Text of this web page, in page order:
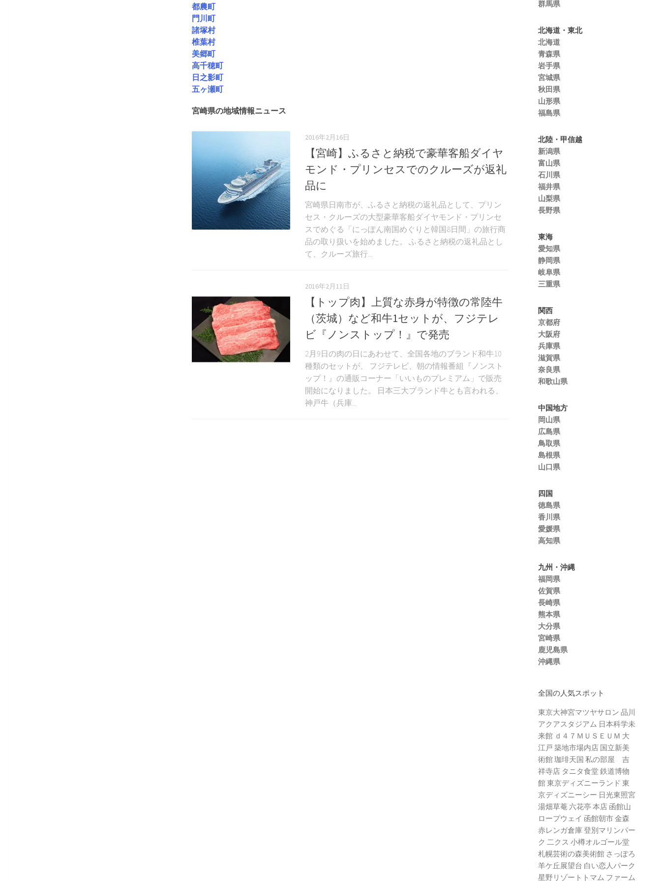
都農町
門川町
諸塚村
椎葉村
美郷町
高千穂町
日之影町
五ヶ瀬町
宮崎県の地域情報ニュース
2016年2月16日
【宮崎】ふるさと納税で豪華客船ダイヤ
モンド・プリンセスでのクルーズが返礼
品に
宮崎県日南市が、ふるさと納税の返礼品として、プリン
セス・クルーズの大型豪華客船ダイヤモンド・プリンセ
スでめぐる「にっぽん南国めぐりと韓国8日間」の旅行商
品の取り扱いを始めました。 ふるさと納税の返礼品とし
て、クルーズ旅行...
2016年2月11日
【トップ肉】上質な赤身が特徴の常陸牛
（茨城）など和牛1セットが、フジテレ
ビ『ノンストップ！』で発売
2月9日の肉の日にあわせて、全国各地のブランド和牛10
種類のセットが、 フジテレビ、朝の情報番組『ノンスト
ップ！』の通販コーナー「いいものプレミアム」で販売
開始になりました。 日本三大ブランド牛とも言われる、
神戸牛（兵庫...
群馬県
北海道・東北
北海道
青森県
岩手県
宮城県
秋田県
山形県
福島県
北陸・甲信越
新潟県
富山県
石川県
福井県
山梨県
長野県
東海
愛知県
静岡県
岐阜県
三重県
関西
京都府
大阪府
兵庫県
滋賀県
奈良県
和歌山県
中国地方
岡山県
広島県
鳥取県
島根県
山口県
四国
徳島県
香川県
愛媛県
高知県
九州・沖縄
福岡県
佐賀県
長崎県
熊本県
大分県
宮崎県
鹿児島県
沖縄県
全国の人気スポット
東京大神宮マツヤサロン 品川
アクアスタジアム 日本科学未
来館 ｄ４７ＭＵＳＥＵＭ 大
江戸 築地市場内店 国立新美
術館珈琲天国 私の部屋 吉
祥寺店 タニタ食堂 鉄道博物
館東京ディズニーランド 東
京ディズニーシー 日光東照宮
湯畑草菴 六花亭 本店 函館山
ロープウェイ 函館朝市金森
赤レンガ倉庫登別マリンパー
ク 二クス 小樽オルゴール堂
札幌芸術の森美術館 さっぽろ
羊ケ丘展望台 白い恋人パーク
星野リゾートトマム ファーム